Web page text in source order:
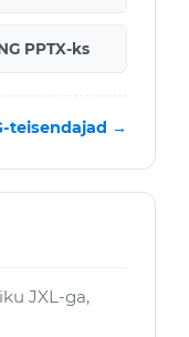
PPTX-ks
teisendajad →
JXL-ga,